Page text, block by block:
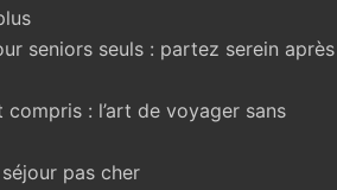
seniors seuls : partez serein après
: l’art de voyager sans
pas cher